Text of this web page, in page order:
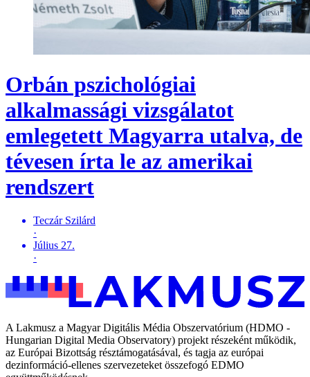
Orbán pszichológiai
alkalmassági vizsgálatot
emlegetett Magyarra utalva, de
tévesen írta le az amerikai
rendszert
Teczár Szilárd
·
Július 27.
·
A Lakmusz a Magyar Digitális Média Obszervatórium (HDMO -
Hungarian Digital Media Observatory) projekt részeként működik,
az Európai Bizottság résztámogatásával, és tagja az európai
dezinformáció-ellenes szervezeteket összefogó EDMO